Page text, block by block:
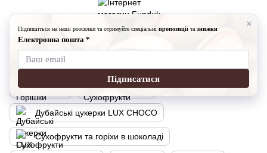
Каталог
Каталог
Горішки Сухофрукти
Дубайські цукерки LUX CHOCO
Сухофрукти та горіхи в шоколаді